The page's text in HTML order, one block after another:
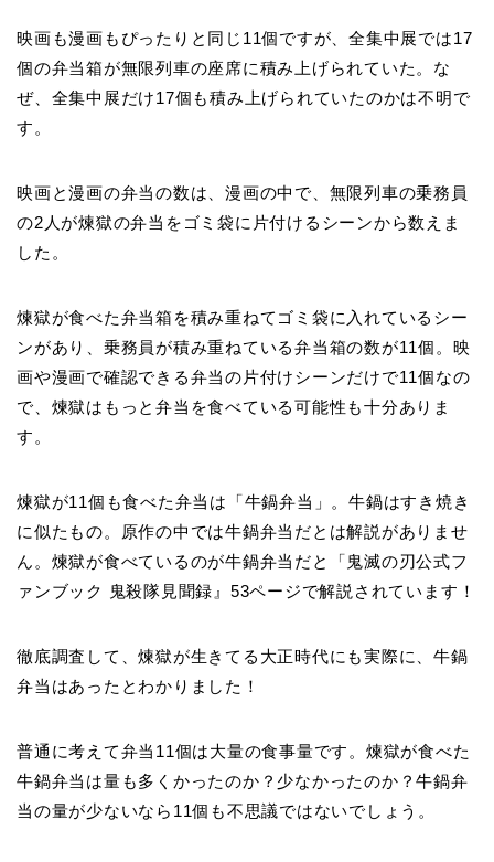
映画も漫画もぴったりと同じ11個ですが、全集中展では17
個の弁当箱が無限列車の座席に積み上げられていた。な
ぜ、全集中展だけ17個も積み上げられていたのかは不明で
す。
映画と漫画の弁当の数は、漫画の中で、無限列車の乗務員
の2人が煉獄の弁当をゴミ袋に片付けるシーンから数えま
した。
煉獄が食べた弁当箱を積み重ねてゴミ袋に入れているシー
ンがあり、乗務員が積み重ねている弁当箱の数が11個。映
画や漫画で確認できる弁当の片付けシーンだけで11個なの
で、煉獄はもっと弁当を食べている可能性も十分ありま
す。
煉獄が11個も食べた弁当は「牛鍋弁当」。牛鍋はすき焼き
に似たもの。原作の中では牛鍋弁当だとは解説がありませ
ん。煉獄が食べているのが牛鍋弁当だと「鬼滅の刃公式フ
ァンブック 鬼殺隊見聞録』53ページで解説されています！
徹底調査して、煉獄が生きてる大正時代にも実際に、牛鍋
弁当はあったとわかりました！
普通に考えて弁当11個は大量の食事量です。煉獄が食べた
牛鍋弁当は量も多くかったのか？少なかったのか？牛鍋弁
当の量が少ないなら11個も不思議ではないでしょう。